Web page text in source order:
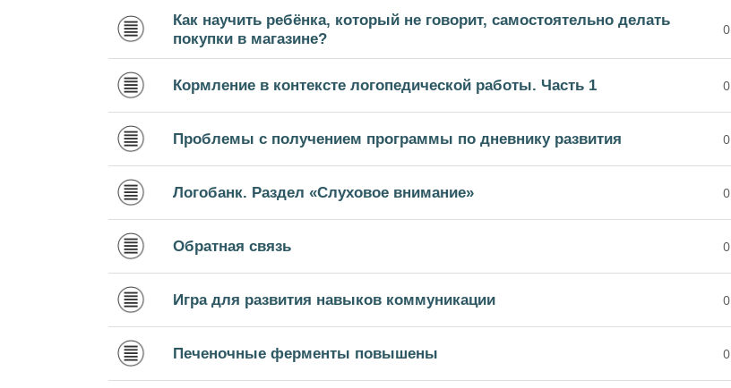
Как научить ребёнка, который не говорит, самостоятельно делать
покупки в магазине?
0
Кормление в контексте логопедической работы. Часть 1 0
Проблемы с получением программы по дневнику развития 0
Логобанк. Раздел «Слуховое внимание» 0
Обратная связь 0
Игра для развития навыков коммуникации 0
Печеночные ферменты повышены 0